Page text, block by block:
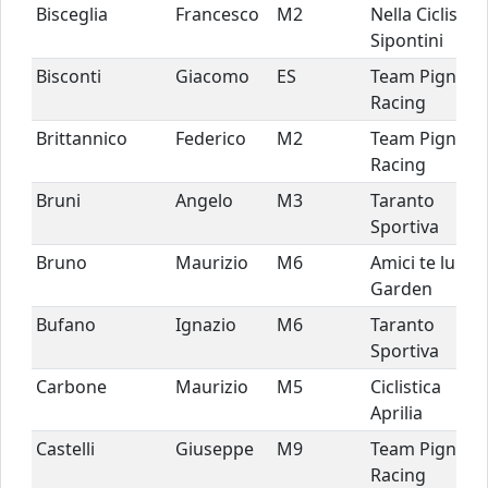
Bisceglia
Francesco M2
Nella Ciclisti
Sipontini
Bisconti
Giacomo ES
Team Pignuni
Racing
Brittannico
Federico M2
Team Pignuni
Racing
Bruni
Angelo M3
Taranto
Sportiva
Bruno
Maurizio M6
Amici te lu
Garden
Bufano
Ignazio M6
Taranto
Sportiva
Carbone
Maurizio M5
Ciclistica
Aprilia
Castelli
Giuseppe M9
Team Pignuni
Racing